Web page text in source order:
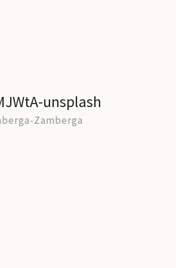
unsplash
Zamberga